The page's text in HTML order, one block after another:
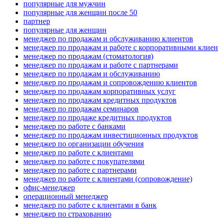
популярные для мужчин
популярные для женщин после 50
партнер
популярные для женщин
менеджер по продажам и обслуживанию клиентов
менеджер по продажам и работе с корпоративными
менеджер по продажам (стоматология)
менеджер по продажам и работе с партнерами
менеджер по продажам и обслуживанию
менеджер по продажам и сопровождению клиентов
менеджер по продажам корпоративных услуг
менеджер по продажам кредитных продуктов
менеджер по продажам семинаров
менеджер по продаже кредитных продуктов
менеджер по работе с банками
менеджер по продажам инвестиционных продуктов
менеджер по организации обучения
менеджер по работе с клиентами
менеджер по работе с покупателями
менеджер по работе с партнерами
менеджер по работе с клиентами (сопровождение)
офис-менеджер
операционный менеджер
менеджер по работе с клиентами в банк
менеджер по страхованию